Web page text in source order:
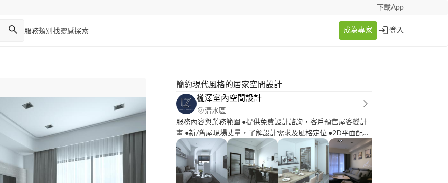
下載App
服務類別 找靈感探索 成為專家 登入
簡約現代風格的居家空間設計
櫳澤室內空間設計
清水區
服務內容與業務範圍 ●提供免費設計諮詢，客戶預售屋客變計
畫 ●新/舊屋現場丈量，了解設計需求及風格定位 ●2D平面配置
及施工圖說/詳圖 ●3D模擬設計規劃、配色選樣 ●施工材質選樣
及工程預算計畫 ●提供各項工種工班進行責任施工/監工